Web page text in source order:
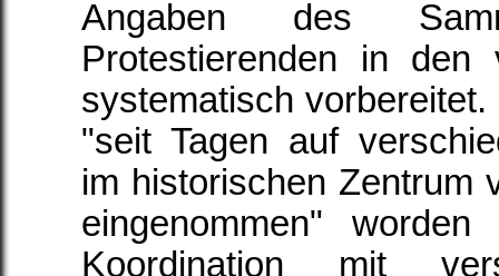
Angaben des
Protestierenden in den
systematisch
"seit Tagen auf
im historischen Zentrum
eingenommen"
Koordination mit